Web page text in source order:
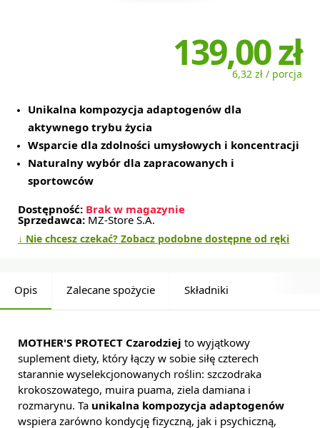
139,00 zł
6,32 zł / porcja
Unikalna kompozycja adaptogenów dla
aktywnego trybu życia
Wsparcie dla zdolności umysłowych i koncentracji
Naturalny wybór dla zapracowanych i
sportowców
Dostępność: Brak w magazynie
Sprzedawca: MZ-Store S.A.
↓ Nie chcesz czekać? Zobacz podobne dostępne od ręki
Opis Zalecane spożycie Składniki
MOTHER'S PROTECT Czarodziej to wyjątkowy
suplement diety, który łączy w sobie siłę czterech
starannie wyselekcjonowanych roślin: szczodraka
krokoszowatego, muira puama, ziela damiana i
rozmarynu. Ta unikalna kompozycja adaptogenów
wspiera zarówno kondycję fizyczną, jak i psychiczną,